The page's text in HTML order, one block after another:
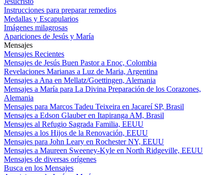
Instrucciones para preparar remedios
Medallas y Escapularios
Imágenes milagrosas
Apariciones de Jesús y María
Mensajes
Mensajes Recientes
Mensajes de Jesús Buen Pastor a Enoc, Colombia
Revelaciones Marianas a Luz de Maria, Argentina
Mensajes a Ana en Mellatz/Goettingen, Alemania
Mensajes a María para La Divina Preparación de los Corazones,
Alemania
Mensajes para Marcos Tadeu Teixeira en Jacareí SP, Brasil
Mensajes a Edson Glauber en Itapiranga AM, Brasil
Mensajes al Refugio Sagrada Familia, EEUU
Mensajes a los Hijos de la Renovación, EEUU
Mensajes para John Leary en Rochester NY, EEUU
Mensajes a Maureen Sweeney-Kyle en North Ridgeville, EEUU
Mensajes de diversas orígenes
Busca en los Mensajes